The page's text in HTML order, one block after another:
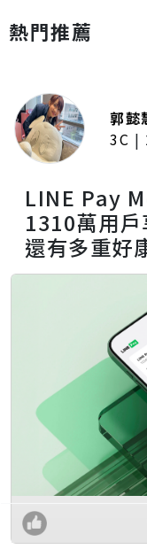
熱門推薦
郭懿
3C |
LINE Pay
1310萬用
還有多重好